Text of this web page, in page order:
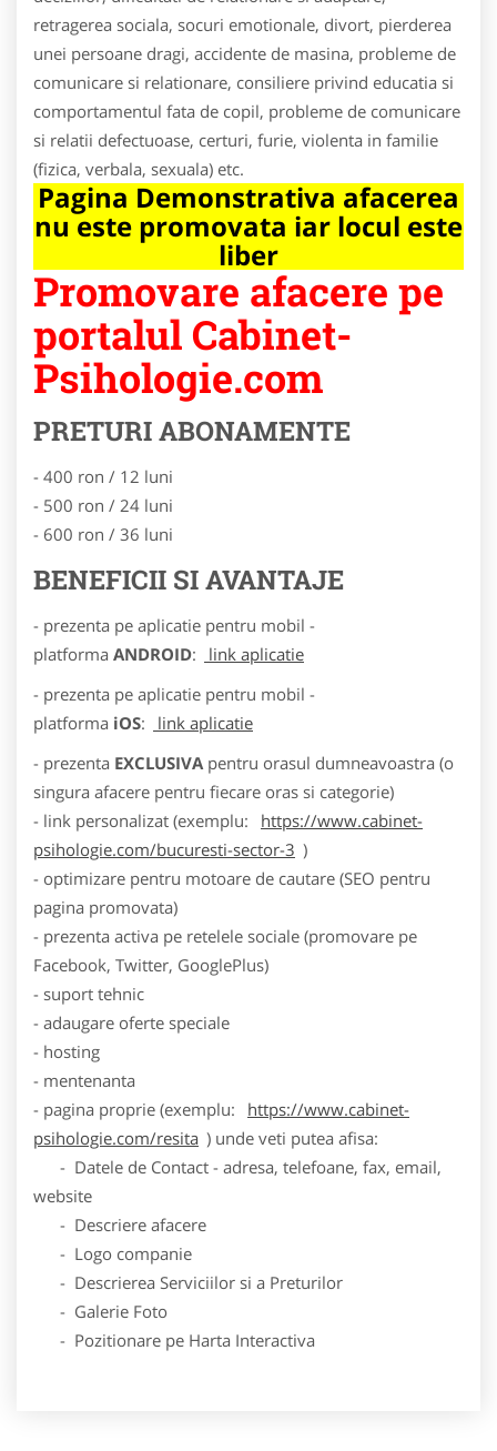
retragerea sociala, socuri emotionale, divort, pierderea
unei persoane dragi, accidente de masina, probleme de
comunicare si relationare, consiliere privind educatia si
comportamentul fata de copil, probleme de comunicare
si relatii defectuoase, certuri, furie, violenta in familie
(fizica, verbala, sexuala) etc.
Pagina Demonstrativa afacerea
nu este promovata iar locul este
liber
Promovare afacere pe
portalul Cabinet-
Psihologie.com
PRETURI ABONAMENTE
- 400 ron / 12 luni
- 500 ron / 24 luni
- 600 ron / 36 luni
BENEFICII SI AVANTAJE
- prezenta pe aplicatie pentru mobil -
platforma ANDROID:
link aplicatie
- prezenta pe aplicatie pentru mobil -
platforma iOS:
link aplicatie
- prezenta EXCLUSIVA pentru orasul dumneavoastra (o
singura afacere pentru fiecare oras si categorie)
- link personalizat (exemplu:
https://www.cabinet-
psihologie.com/bucuresti-sector-3 )
- optimizare pentru motoare de cautare (SEO pentru
pagina promovata)
- prezenta activa pe retelele sociale (promovare pe
Facebook, Twitter, GooglePlus)
- suport tehnic
- adaugare oferte speciale
- hosting
- mentenanta
- pagina proprie (exemplu:
https://www.cabinet-
psihologie.com/resita ) unde veti putea afisa:
- Datele de Contact - adresa, telefoane, fax, email,
website
- Descriere afacere
- Logo companie
- Descrierea Serviciilor si a Preturilor
- Galerie Foto
- Pozitionare pe Harta Interactiva